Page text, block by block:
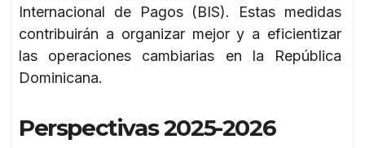
Internacional de Pagos (BIS). Estas medidas
contribuirán a organizar mejor y a eficientizar
las operaciones cambiarias en la República
Dominicana.
Perspectivas 2025-2026